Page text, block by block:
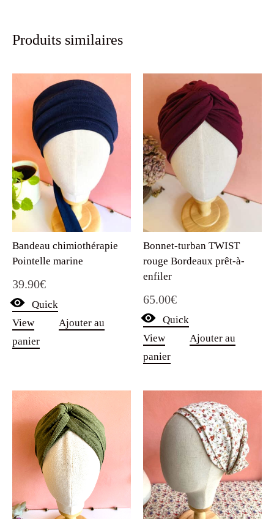
Produits similaires
Bandeau chimiothérapie
Pointelle marine
39.90€
Quick
View
Ajouter au
panier
Bonnet-turban TWIST
rouge Bordeaux prêt-à-
enfiler
65.00€
Quick
View
Ajouter au
panier